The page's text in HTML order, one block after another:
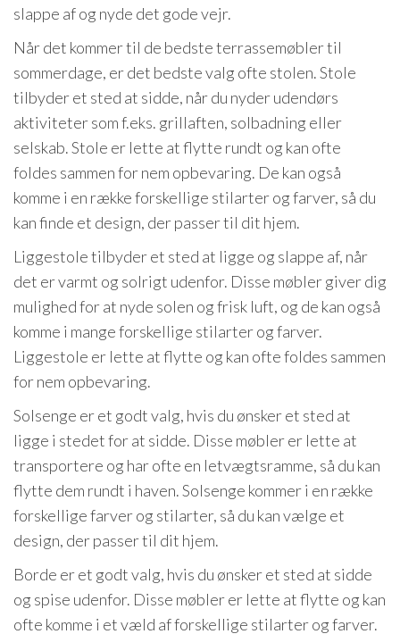
slappe af og nyde det gode vejr.
Når det kommer til de bedste terrassemøbler til
sommerdage, er det bedste valg ofte stolen. Stole
tilbyder et sted at sidde, når du nyder udendørs
aktiviteter som f.eks. grillaften, solbadning eller
selskab. Stole er lette at flytte rundt og kan ofte
foldes sammen for nem opbevaring. De kan også
komme i en række forskellige stilarter og farver, så du
kan finde et design, der passer til dit hjem.
Liggestole tilbyder et sted at ligge og slappe af, når
det er varmt og solrigt udenfor. Disse møbler giver dig
mulighed for at nyde solen og frisk luft, og de kan også
komme i mange forskellige stilarter og farver.
Liggestole er lette at flytte og kan ofte foldes sammen
for nem opbevaring.
Solsenge er et godt valg, hvis du ønsker et sted at
ligge i stedet for at sidde. Disse møbler er lette at
transportere og har ofte en letvægtsramme, så du kan
flytte dem rundt i haven. Solsenge kommer i en række
forskellige farver og stilarter, så du kan vælge et
design, der passer til dit hjem.
Borde er et godt valg, hvis du ønsker et sted at sidde
og spise udenfor. Disse møbler er lette at flytte og kan
ofte komme i et væld af forskellige stilarter og farver.